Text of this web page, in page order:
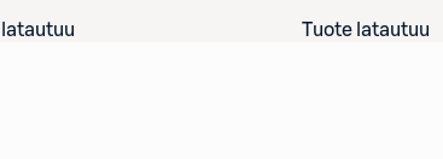
Tuote latautuu